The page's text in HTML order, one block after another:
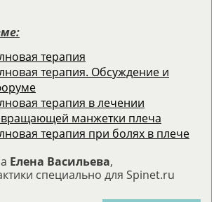
терапия
терапия. Обсуждение и
терапия в лечении
вращающей манжетки плеча
терапия при болях в плече
Елена Васильева,
специально для Spinet.ru